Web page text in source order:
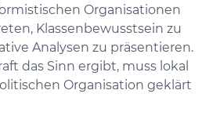
Organisationen
Klassenbewusstsein zu
Analysen zu präsentieren.
das Sinn ergibt, muss lokal
Organisation geklärt